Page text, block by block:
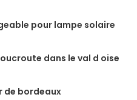
pour lampe solaire
dans le val d oise
de bordeaux